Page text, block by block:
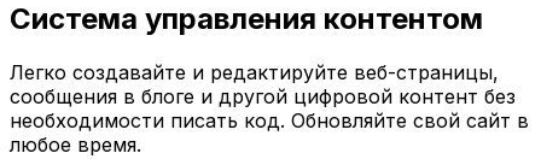
Система управления контентом
Легко создавайте и редактируйте веб-страницы,
сообщения в блоге и другой цифровой контент без
необходимости писать код. Обновляйте свой сайт в
любое время.